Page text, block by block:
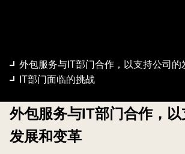
外包服务与IT部门合作，以支持公司的
IT部门面临的挑战
外包服务与IT部门合作，
发展和变革